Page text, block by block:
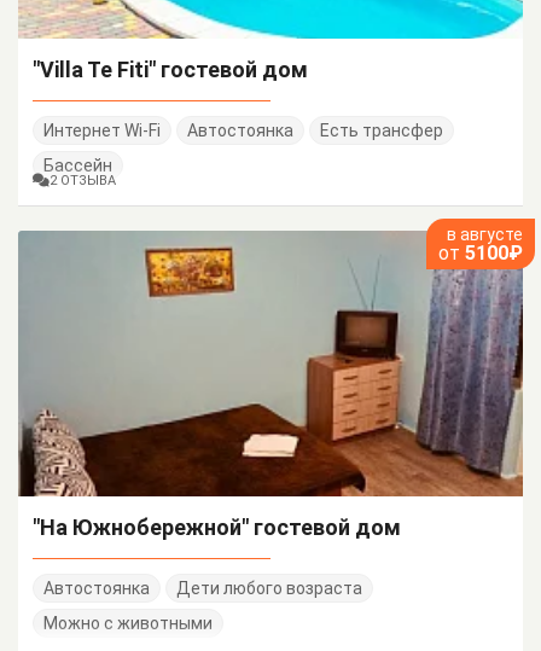
"Villa Te Fiti" гостевой дом
Интернет Wi-Fi Автостоянка
Есть трансфер
Бассейн
2 ОТЗЫВА
в августе
от 5100₽
"На Южнобережной" гостевой дом
Автостоянка
Дети любого возраста
Можно с животными